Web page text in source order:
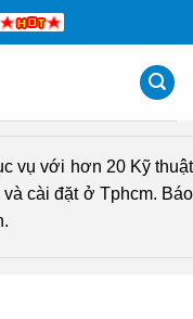
vụ với hơn 20 Kỹ thuật
cài đặt ở Tphcm. Báo